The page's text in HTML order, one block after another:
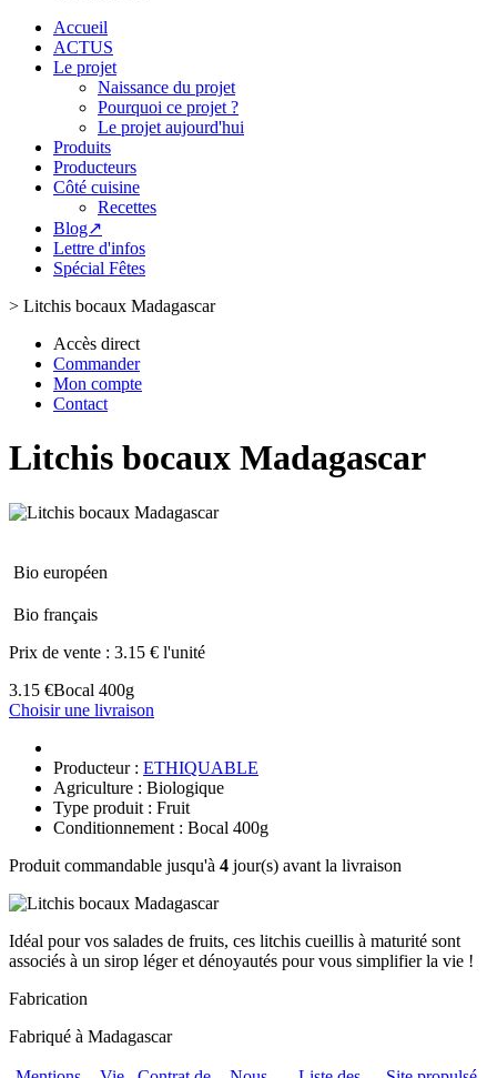
Accueil
ACTUS
Le projet
Naissance du projet
Pourquoi ce projet ?
Le projet aujourd'hui
Produits
Producteurs
Côté cuisine
Recettes
Blog↗
Lettre d'infos
Spécial Fêtes
> Litchis bocaux Madagascar
Accès direct
Commander
Mon compte
Contact
Litchis bocaux Madagascar
Bio européen
Bio français
Prix de vente : 3.15 € l'unité
3.15 €Bocal 400g
Choisir une livraison
Producteur : ETHIQUABLE
Agriculture : Biologique
Type produit : Fruit
Conditionnement : Bocal 400g
Produit commandable jusqu'à 4 jour(s) avant la livraison
Idéal pour vos salades de fruits, ces litchis cueillis à maturité sont
associés à un sirop léger et dénoyautés pour vous simplifier la vie !
Fabrication
Fabriqué à Madagascar